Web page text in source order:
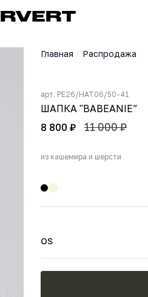
Главная Распродажа
арт. PE26/HAT06/50-41
ШАПКА "BABEANIE”
8 800 ₽
11 000 ₽
OS
из кашемира и шерсти